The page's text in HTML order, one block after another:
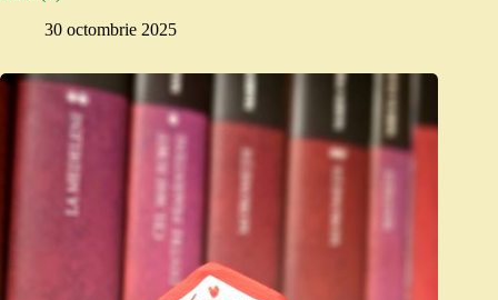
30 octombrie 2025